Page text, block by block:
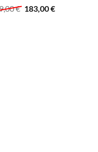
€ Ursprünglicher
Preis
183,00€Aktueller